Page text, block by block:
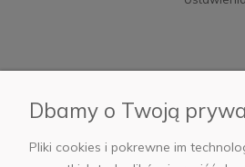
Dbamy o Twoją
Pliki cookies i pokrewne im